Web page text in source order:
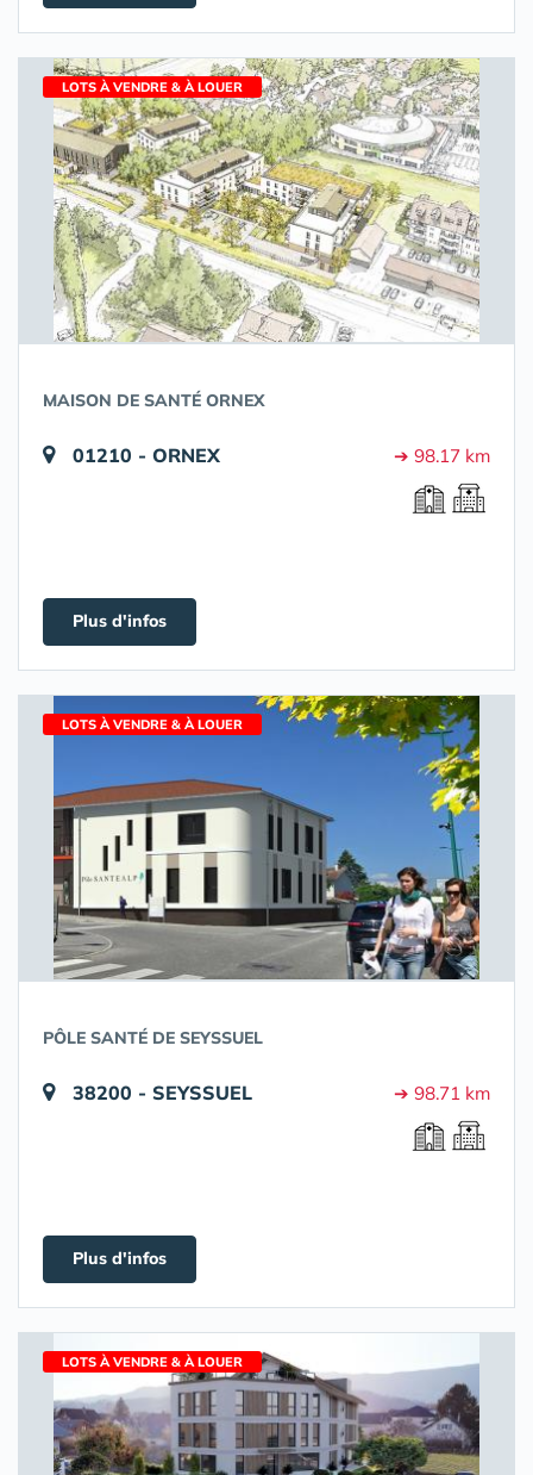
LOTS À VENDRE & À LOUER
MAISON DE SANTÉ ORNEX
01210 - ORNEX ➔ 98.17 km
Plus d'infos
LOTS À VENDRE & À LOUER
PÔLE SANTÉ DE SEYSSUEL
38200 - SEYSSUEL ➔ 98.71 km
Plus d'infos
LOTS À VENDRE & À LOUER